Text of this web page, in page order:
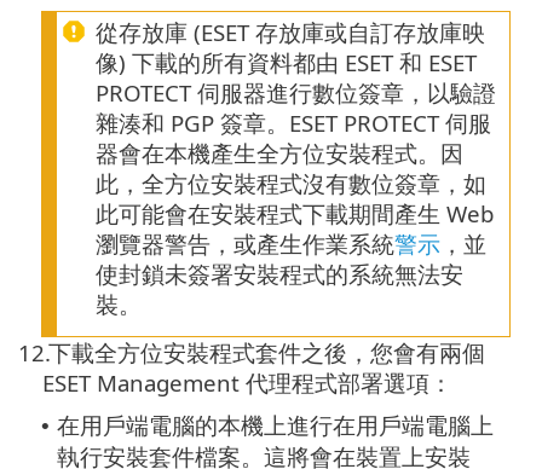
從存放庫 (ESET 存放庫或自訂存放庫映
像) 下載的所有資料都由 ESET 和 ESET
PROTECT 伺服器進行數位簽章，以驗證
雜湊和 PGP 簽章。ESET PROTECT 伺服
器會在本機產生全方位安裝程式。因
此，全方位安裝程式沒有數位簽章，如
此可能會在安裝程式下載期間產生 Web
瀏覽器警告，或產生作業系統警示 ，並
使封鎖未簽署安裝程式的系統無法安
裝。
12.下載全方位安裝程式套件之後，您會有兩個
ESET Management 代理程式部署選項：
• 在用戶端電腦的本機上進行在用戶端電腦上
執行安裝套件檔案。這將會在裝置上安裝